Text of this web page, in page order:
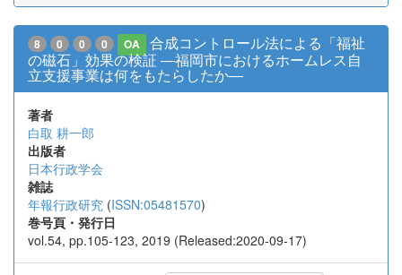
8 0 0 0 OA
合成コントロール法による「福祉
の磁石」効果の検証 ―福岡市におけるホームレス自
立支援事業は何をもたらしたか―
著者
白取 耕一郎
出版者
日本行政学会
雑誌
年報行政研究 (ISSN:05481570)
巻号頁・発行日
vol.54, pp.105-123, 2019 (Released:2020-09-17)